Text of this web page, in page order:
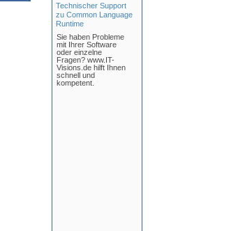
Technischer Support
zu Common Language
Runtime
Sie haben Probleme
mit Ihrer Software
oder einzelne
Fragen? www.IT-
Visions.de hilft Ihnen
schnell und
kompetent.